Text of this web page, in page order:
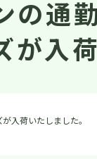
の通
が入
入荷いたしました。